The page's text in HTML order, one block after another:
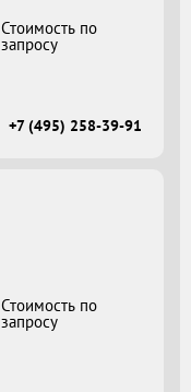
Стоимость по
запросу
+7 (495) 258-39-91
Стоимость по
запросу